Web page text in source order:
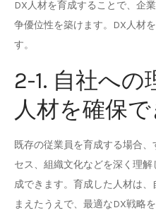
DX人材を育成することで、企
争優位性を築けます。DX人材
す。
2-1. 自社への
人材を確保で
既存の従業員を育成する場合
セス、組織文化などを深く理
成できます。育成した人材は
まえたうえで、最適なDX戦略